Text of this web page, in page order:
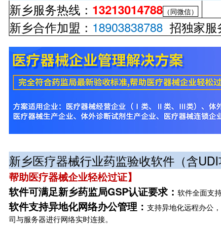
新乡服务热线： 13213014788 （同微信）
新乡合作加盟： 18903838788 招独家服
新乡医疗器械行业药监验收软件（含
帮助医疗器械企业轻松过证】
软件可满足新乡药监局GSP认证要求： 软件全面支
软件支持异地化网络办公管理： 支持异地化远程办公
司与服务器进行网络实时连接。